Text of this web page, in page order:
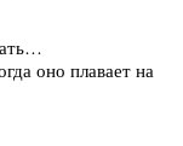
оно плавает на